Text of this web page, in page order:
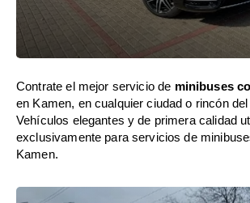
Contrate el mejor servicio de minibuses
en Kamen, en cualquier ciudad o rincón
Vehículos elegantes y de primera calidad
exclusivamente para servicios de
Kamen.